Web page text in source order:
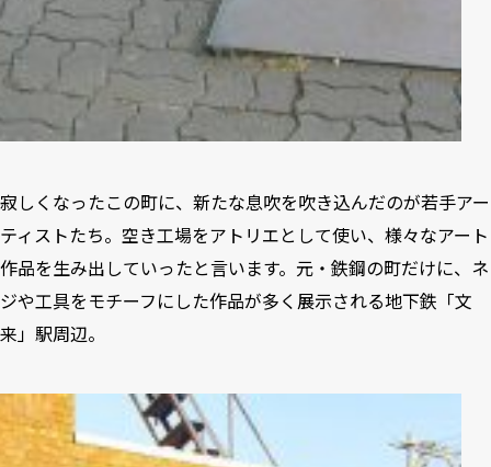
寂しくなったこの町に、新たな息吹を吹き込んだのが若手アー
ティストたち。空き工場をアトリエとして使い、様々なアート
作品を生み出していったと言います。元・鉄鋼の町だけに、ネ
ジや工具をモチーフにした作品が多く展示される地下鉄「文
来」駅周辺。